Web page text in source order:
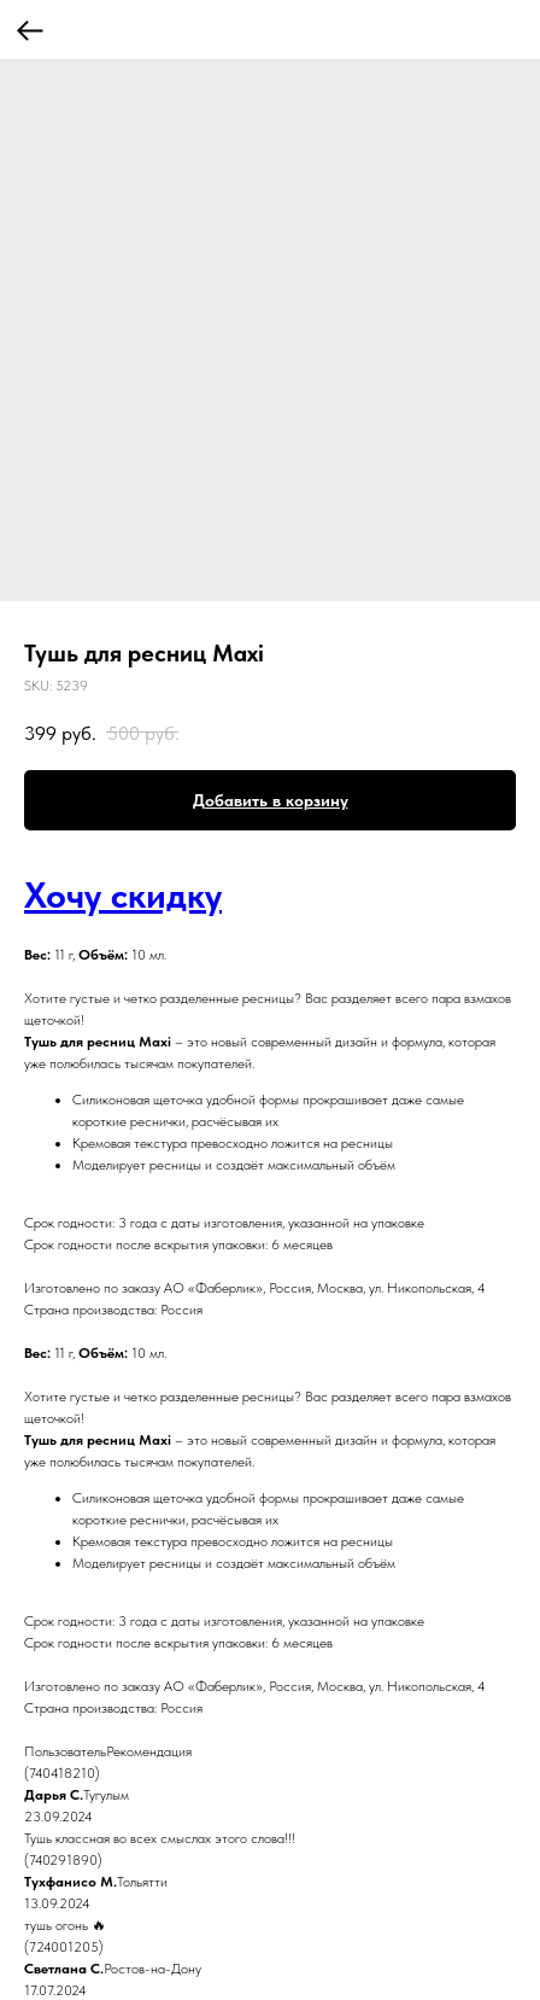
Тушь для ресниц Maxi
SKU: 5239
399 руб. 500 руб.
Добавить в корзину
Хочу скидку
Вес: 11 г, Объём: 10 мл.
Хотите густые и четко разделенные ресницы? Вас разделяет всего пара взмахов
щеточкой!
Тушь для ресниц Maxi – это новый современный дизайн и формула, которая
уже полюбилась тысячам покупателей.
Силиконовая щеточка удобной формы прокрашивает даже самые
короткие реснички, расчёсывая их
Кремовая текстура превосходно ложится на ресницы
Моделирует ресницы и создаёт максимальный объём
Срок годности: 3 года с даты изготовления, указанной на упаковке
Срок годности после вскрытия упаковки: 6 месяцев
Изготовлено по заказу АО «Фаберлик», Россия, Москва, ул. Никопольская, 4
Страна производства: Россия
Вес: 11 г, Объём: 10 мл.
Хотите густые и четко разделенные ресницы? Вас разделяет всего пара взмахов
щеточкой!
Тушь для ресниц Maxi – это новый современный дизайн и формула, которая
уже полюбилась тысячам покупателей.
Силиконовая щеточка удобной формы прокрашивает даже самые
короткие реснички, расчёсывая их
Кремовая текстура превосходно ложится на ресницы
Моделирует ресницы и создаёт максимальный объём
Срок годности: 3 года с даты изготовления, указанной на упаковке
Срок годности после вскрытия упаковки: 6 месяцев
Изготовлено по заказу АО «Фаберлик», Россия, Москва, ул. Никопольская, 4
Страна производства: Россия
ПользовательРекомендация
(740418210)
Дарья С.Тугулым
23.09.2024
Тушь классная во всех смыслах этого слова!!!
(740291890)
Тухфанисо М.Тольятти
13.09.2024
тушь огонь 🔥
(724001205)
Светлана С.Ростов-на-Дону
17.07.2024